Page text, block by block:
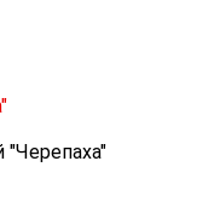
"Черепаха"